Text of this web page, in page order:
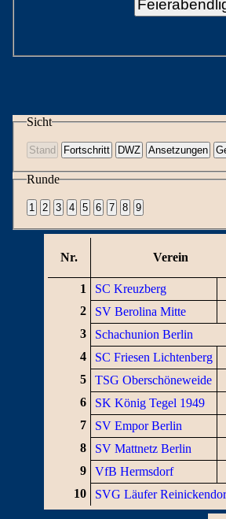
Sicht
Runde
Nr. Verein
1 SC Kreuzberg
2
SV Berolina Mitte
3
Schachunion Berlin
4
SC Friesen Lichtenberg
5
TSG Oberschöneweide
6
SK König Tegel 1949
7
SV Empor Berlin
8
SV Mattnetz Berlin
9
VfB Hermsdorf
10
SVG Läufer